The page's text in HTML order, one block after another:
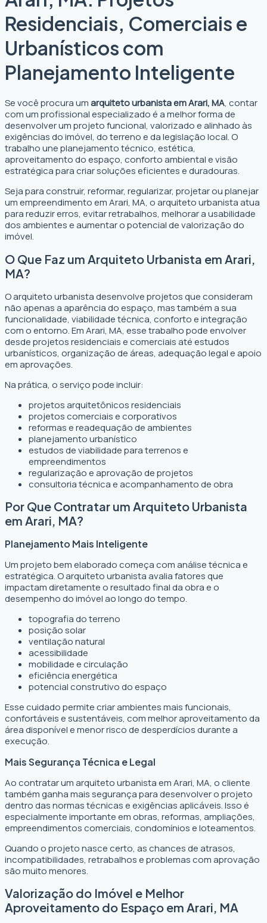
Residenciais, Comerciais e
Urbanísticos com
Planejamento Inteligente
Se você procura umarquiteto urbanista em Arari, MA, contar
com um profissional especializado é a melhor forma de
desenvolver um projeto funcional, valorizado e alinhado às
exigências do imóvel, do terreno e da legislação local. O
trabalho une planejamento técnico, estética,
aproveitamento do espaço, conforto ambiental e visão
estratégica para criar soluções eficientes e duradouras.
Seja para construir, reformar, regularizar, projetar ou planejar
um empreendimento em Arari, MA, o arquiteto urbanista atua
para reduzir erros, evitar retrabalhos, melhorar a usabilidade
dos ambientes e aumentar o potencial de valorização do
imóvel.
O Que Faz um Arquiteto Urbanista em Arari,
MA?
O arquiteto urbanista desenvolve projetos que consideram
não apenas a aparência do espaço, mas também a sua
funcionalidade, viabilidade técnica, conforto e integração
com o entorno. Em Arari, MA, esse trabalho pode envolver
desde projetos residenciais e comerciais até estudos
urbanísticos, organização de áreas, adequação legal e apoio
em aprovações.
Na prática, o serviço pode incluir:
projetos arquitetônicos residenciais
projetos comerciais e corporativos
reformas e readequação de ambientes
planejamento urbanístico
estudos de viabilidade para terrenos e
empreendimentos
regularização e aprovação de projetos
consultoria técnica e acompanhamento de obra
Por Que Contratar um Arquiteto Urbanista
em Arari, MA?
Planejamento Mais Inteligente
Um projeto bem elaborado começa com análise técnica e
estratégica. O arquiteto urbanista avalia fatores que
impactam diretamente o resultado final da obra e o
desempenho do imóvel ao longo do tempo.
topografia do terreno
posição solar
ventilação natural
acessibilidade
mobilidade e circulação
eficiência energética
potencial construtivo do espaço
Esse cuidado permite criar ambientes mais funcionais,
confortáveis e sustentáveis, com melhor aproveitamento da
área disponível e menor risco de desperdícios durante a
execução.
Mais Segurança Técnica e Legal
Ao contratar um arquiteto urbanista em Arari, MA, o cliente
também ganha mais segurança para desenvolver o projeto
dentro das normas técnicas e exigências aplicáveis. Isso é
especialmente importante em obras, reformas, ampliações,
empreendimentos comerciais, condomínios e loteamentos.
Quando o projeto nasce certo, as chances de atrasos,
incompatibilidades, retrabalhos e problemas com aprovação
são muito menores.
Valorização do Imóvel e Melhor
Aproveitamento do Espaço em Arari, MA